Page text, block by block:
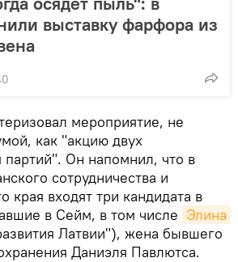
выставку фарфора из
мероприятие, не
как "акцию двух
партий". Он напомнил, что в
сотрудничества и
края входят три кандидата в
в Сейм, в том числе Элина
Латвии"), жена бывшего
Даниэля Павлютса.